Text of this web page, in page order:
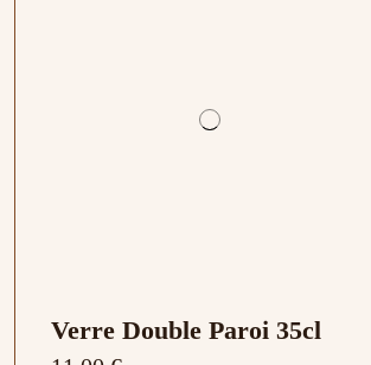
Verre Double Paroi 35cl